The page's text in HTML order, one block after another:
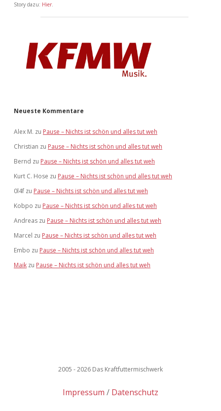
Story dazu: Hier.
Neueste Kommentare
Alex M. zu Pause – Nichts ist schön und alles tut weh
Christian zu Pause – Nichts ist schön und alles tut weh
Bernd zu Pause – Nichts ist schön und alles tut weh
Kurt C. Hose zu Pause – Nichts ist schön und alles tut weh
0l4f zu Pause – Nichts ist schön und alles tut weh
Kobpo zu Pause – Nichts ist schön und alles tut weh
Andreas zu Pause – Nichts ist schön und alles tut weh
Marcel zu Pause – Nichts ist schön und alles tut weh
Embo zu Pause – Nichts ist schön und alles tut weh
Maik zu Pause – Nichts ist schön und alles tut weh
2005 - 2026 Das Kraftfuttermischwerk
Impressum Datenschutz